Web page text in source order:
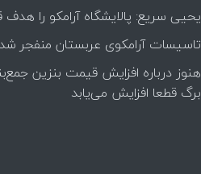
یحیی سریع: پالایشگاه آرامکو را هدف
تاسیسات آرامکوی عربستان منفجر شد
هنوز درباره افزایش قیمت بنزین
برگ قطعا افزایش می‌یابد